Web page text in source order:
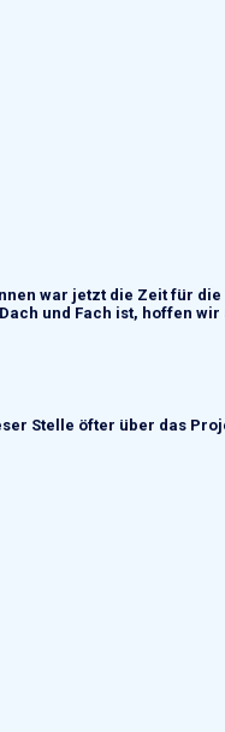
war jetzt die Zeit für
und Fach ist, hoffen
Stelle öfter über das